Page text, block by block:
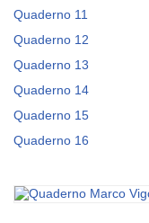
Quaderno 11
Quaderno 12
Quaderno 13
Quaderno 14
Quaderno 15
Quaderno 16